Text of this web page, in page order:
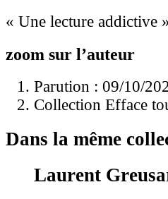
« Une lecture addictive
zoom sur l’auteur
Parution : 09/10/
Collection Efface
Dans la même
Laurent